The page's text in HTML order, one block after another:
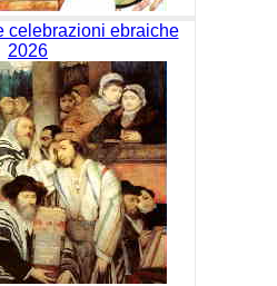
celebrazioni ebraiche
2026